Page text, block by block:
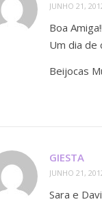
JUNHO 21,
Boa
Um dia de
Beijocas
GIESTA
JUNHO 21,
Sara e